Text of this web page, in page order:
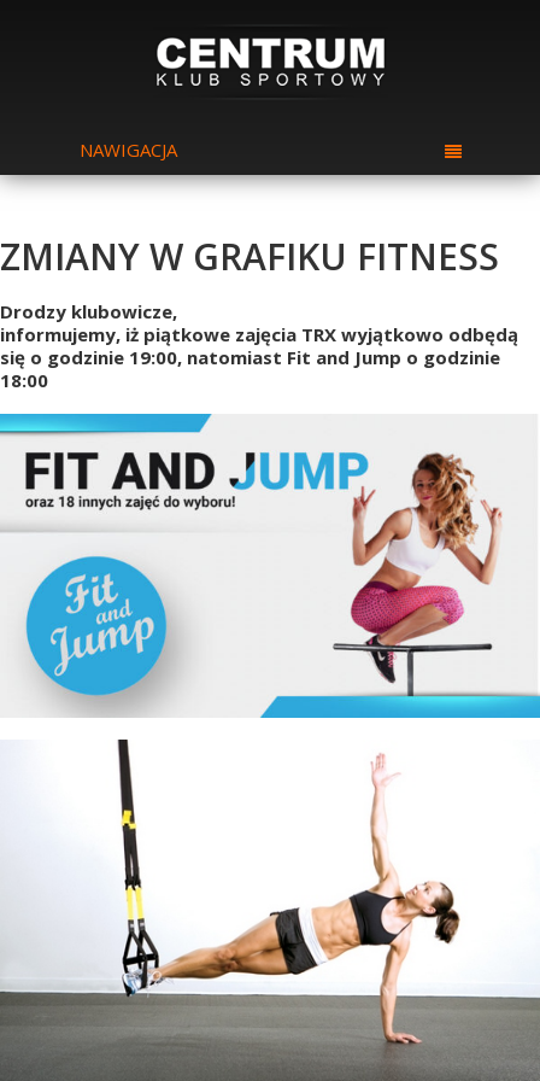
NAWIGACJA
ZMIANY W GRAFIKU FITNESS
Drodzy klubowicze,
informujemy, iż piątkowe zajęcia TRX wyjątkowo odbędą
się o godzinie 19:00, natomiast Fit and Jump o godzinie
18:00